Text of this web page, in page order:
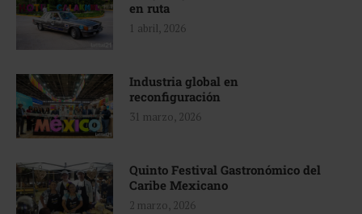
en ruta
1 abril, 2026
Industria global en
reconfiguración
31 marzo, 2026
Quinto Festival Gastronómico del
Caribe Mexicano
2 marzo, 2026